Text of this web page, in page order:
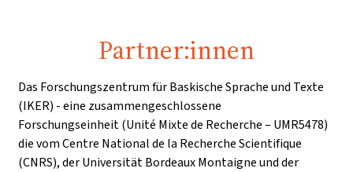
Partner:innen
Das Forschungszentrum für Baskische Sprache und Texte
(IKER) - eine zusammengeschlossene
Forschungseinheit (Unité Mixte de Recherche – UMR5478)
die vom Centre National de la Recherche Scientifique
(CNRS), der Universität Bordeaux Montaigne und der